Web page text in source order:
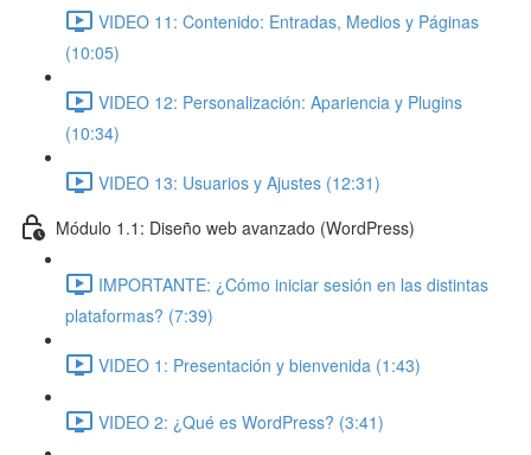
VIDEO 11: Contenido: Entradas, Medios y Páginas
(10:05)
VIDEO 12: Personalización: Apariencia y Plugins
(10:34)
VIDEO 13: Usuarios y Ajustes (12:31)
Módulo 1.1: Diseño web avanzado (WordPress)
IMPORTANTE: ¿Cómo iniciar sesión en las distintas
plataformas? (7:39)
VIDEO 1: Presentación y bienvenida (1:43)
VIDEO 2: ¿Qué es WordPress? (3:41)